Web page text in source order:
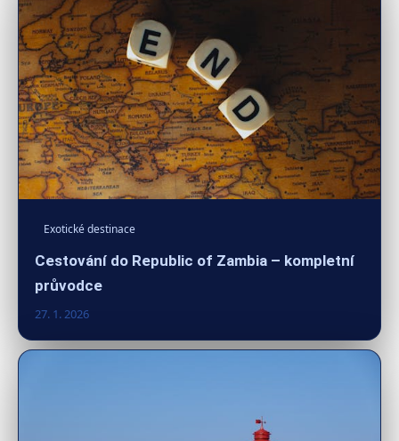
Exotické destinace
Cestování do Republic of Zambia – kompletní
průvodce
27. 1. 2026